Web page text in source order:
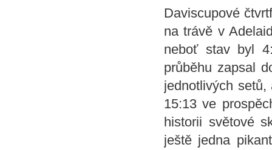
Daviscupové
na trávě v
neboť stav byl
průběhu zapsal
jednotlivých
15:13 ve
historii světové
ještě jedna